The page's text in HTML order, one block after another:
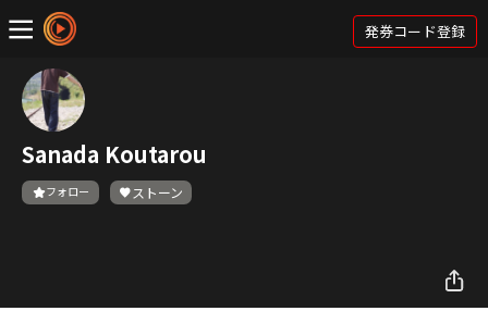
発券コード登録
Sanada Koutarou
フォロー ストーン